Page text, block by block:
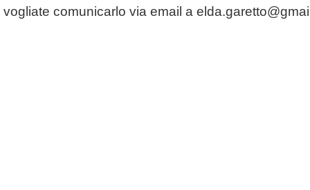
vogliate comunicarlo via email a